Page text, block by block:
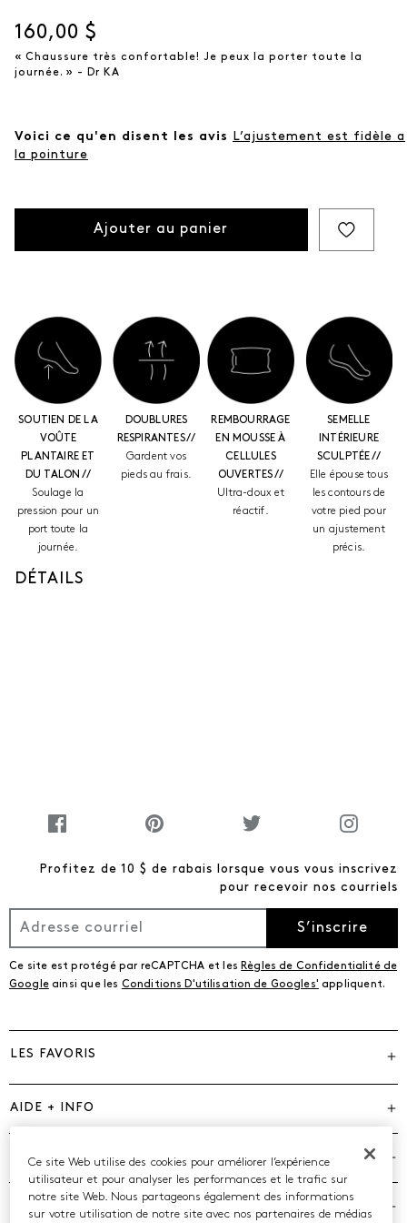
Prix actuel
160,00 $
« Chaussure très confortable! Je peux la porter toute la
journée. » - Dr KA
Voici ce qu'en disent les avis
L’ajustement est fidèle a
la pointure
Ajouter au panier
SOUTIEN DE LA
VOÛTE
PLANTAIRE ET
DU TALON //
Soulage la
pression pour un
port toute la
journée.
DOUBLURES
RESPIRANTES //
Gardent vos
pieds au frais.
REMBOURRAGE
EN MOUSSE À
CELLULES
OUVERTES //
Ultra-doux et
réactif.
SEMELLE
INTÉRIEURE
SCULPTÉE //
Elle épouse tous
les contours de
votre pied pour
un ajustement
précis.
DÉTAILS
Profitez de 10 $ de rabais lorsque vous vous inscrivez
pour recevoir nos courriels
S’inscrire
Ce site est protégé par reCAPTCHA et les Règles de Confidentialité de
Googleainsi que les Conditions D'utilisation de Googles' appliquent.
LES FAVORIS
AIDE + INFO
MARQUES
Ce site Web utilise des cookies pour améliorer l’expérience
utilisateur et pour analyser les performances et le trafic sur
notre site Web. Nous partageons également des informations
sur votre utilisation de notre site avec nos partenaires de médias